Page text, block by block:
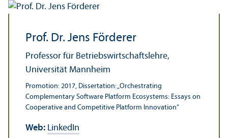
Prof. Dr. Jens Förderer
Professor für Betriebs­wirtschafts­lehre,
Universität Mannheim
Promotion: 2017, Dissertation: „Orchestrating
Complementary Software Platform Eco­systems: Essays on
Cooperative and Competitive Platform Innovation“
Web: LinkedIn